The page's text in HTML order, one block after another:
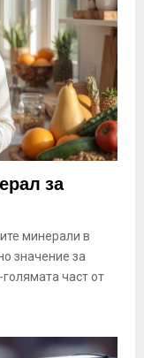
за
минерали в
значение за
част от